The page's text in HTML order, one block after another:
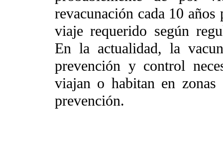
revacunación cada 10
viaje requerido según
En la actualidad, la
prevención y control
viajan o habitan en
prevención.